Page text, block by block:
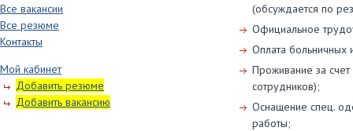
Все вакансии
Все резюме
Контакты
Мой кабинет
Добавить резюме
Добавить вакансию
(обсуждается по
Официальное
Оплата больничных
Проживание за
сотрудников);
Оснащение спец.
работы;